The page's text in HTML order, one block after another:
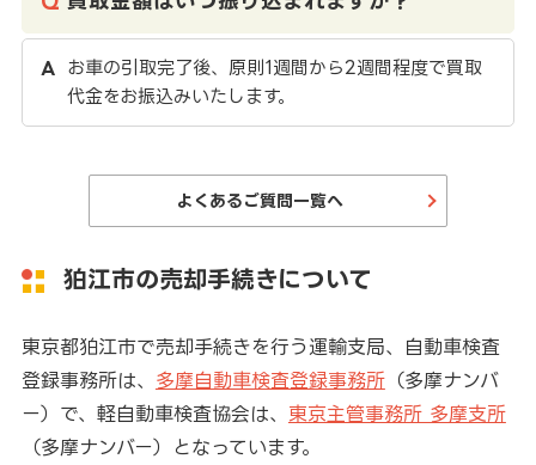
お車の引取完了後、原則1週間から2週間程度で買取
代金をお振込みいたします。
よくあるご質問一覧へ
狛江市の売却手続きについて
東京都狛江市で売却手続きを行う運輸支局、自動車検査
登録事務所は、 多摩自動車検査登録事務所（多摩ナンバ
ー）で、軽自動車検査協会は、 東京主管事務所 多摩支所
（多摩ナンバー）となっています。